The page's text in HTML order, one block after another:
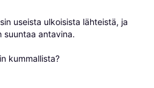
useista ulkoisista lähteistä, ja
antavina.
kummallista?